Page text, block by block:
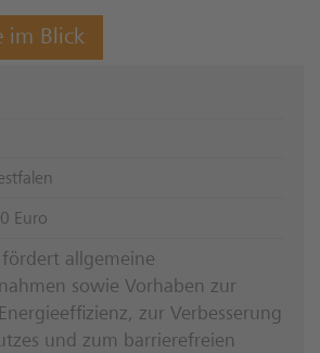
im Blick
Euro
fördert allgemeine
sowie Vorhaben zur
zur Verbesserung
und zum barrierefreien